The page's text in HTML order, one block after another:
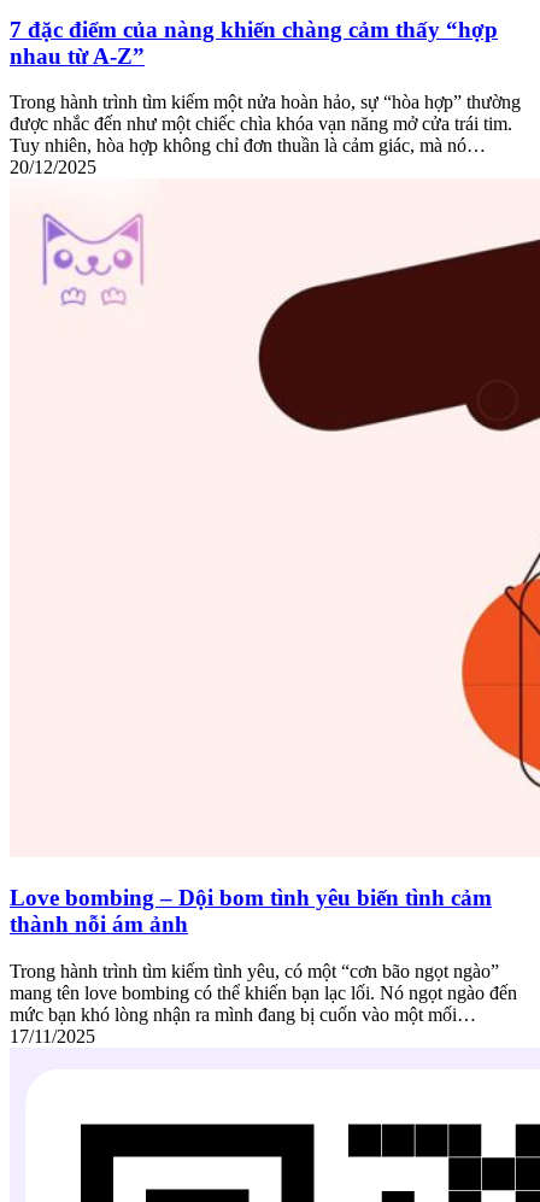
7 đặc điểm của nàng khiến chàng cảm thấy “hợp
nhau từ A-Z”
Trong hành trình tìm kiếm một nửa hoàn hảo, sự “hòa hợp” thường
được nhắc đến như một chiếc chìa khóa vạn năng mở cửa trái tim.
Tuy nhiên, hòa hợp không chỉ đơn thuần là cảm giác, mà nó…
20/12/2025
Love bombing – Dội bom tình yêu biến tình cảm
thành nỗi ám ảnh
Trong hành trình tìm kiếm tình yêu, có một “cơn bão ngọt ngào”
mang tên love bombing có thể khiến bạn lạc lối. Nó ngọt ngào đến
mức bạn khó lòng nhận ra mình đang bị cuốn vào một mối…
17/11/2025